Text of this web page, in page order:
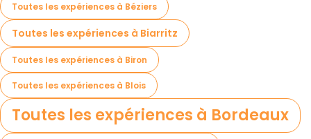
Toutes les expériences à Béziers
Toutes les expériences à Biarritz
Toutes les expériences à Biron
Toutes les expériences à Blois
Toutes les expériences à Bordeaux